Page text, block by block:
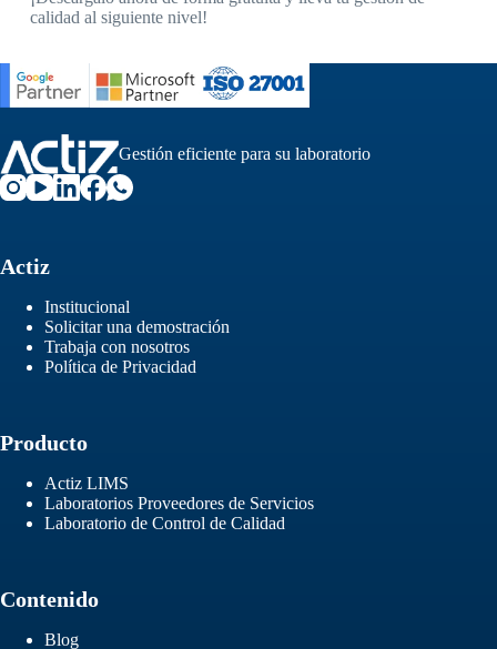
calidad al siguiente nivel!
Gestión eficiente para su laboratorio
Actiz
Institucional
Solicitar una demostración
Trabaja con nosotros
Política de Privacidad
Producto
Actiz LIMS
Laboratorios Proveedores de Servicios
Laboratorio de Control de Calidad
Contenido
Blog